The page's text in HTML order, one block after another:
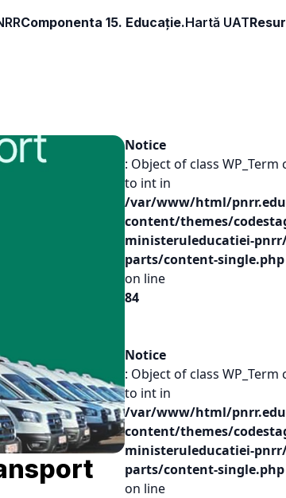
Componenta 15. Educație.Hartă UAT
Notice
: Object of class
to int in
/var/www/html/
content/themes/
ministeruleducatiei-
parts/content-single.php
on line
84
Notice
: Object of class
to int in
/var/www/html/
content/themes/
ministeruleducatiei-
parts/content-single.php
on line